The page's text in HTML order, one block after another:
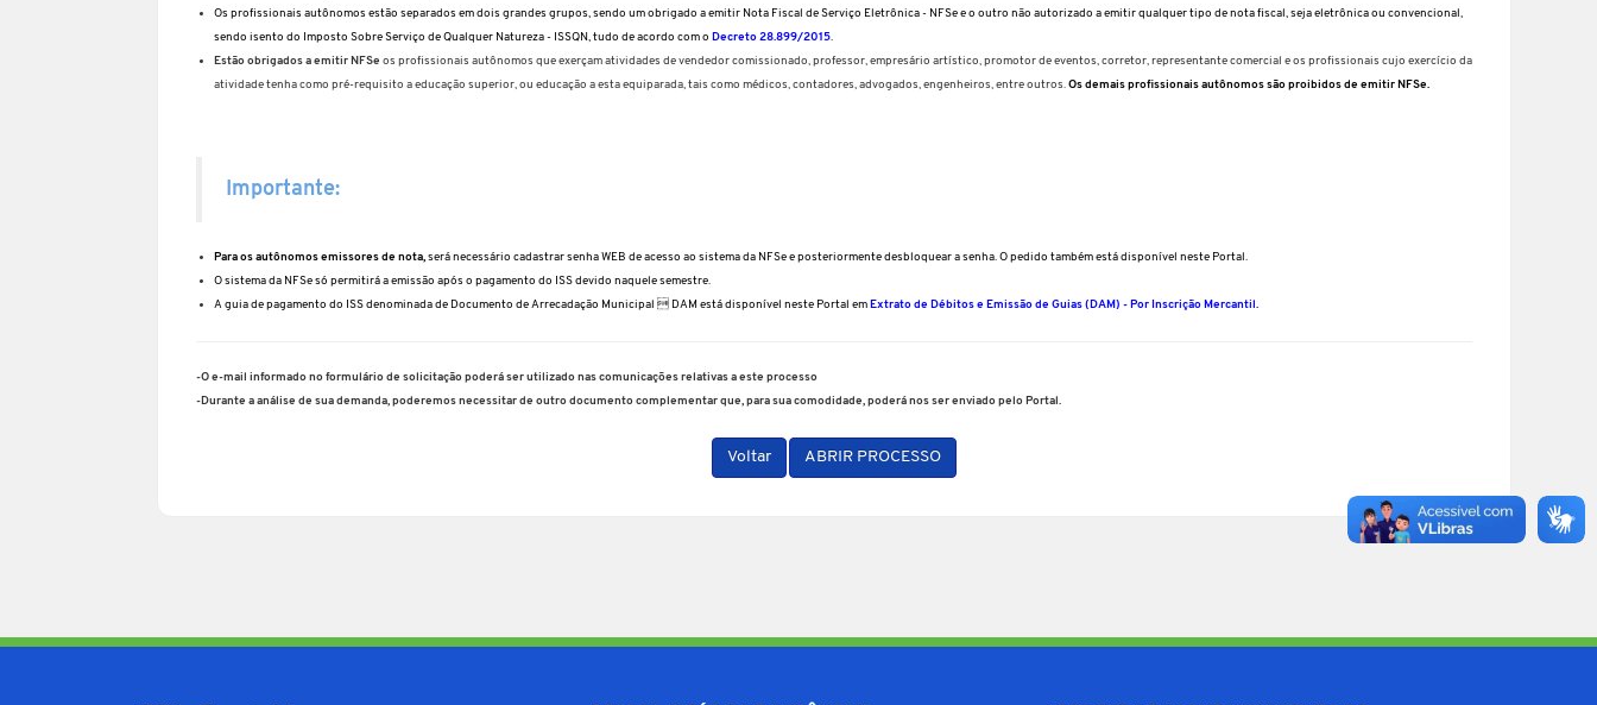
Os profissionais autônomos estão separados em dois grandes grupos, sendo um obrigado a emitir Nota Fiscal de Serviço Eletrônica - NFSe e o outro não autorizado a emitir qualquer tipo de nota fiscal, seja eletrônica ou convencional,
sendo isento do Imposto Sobre Serviço de Qualquer Natureza - ISSQN, tudo de acordo com o Decreto 28.899/2015.
Estão obrigados a emitir NFSe os profissionais autônomos que exerçam atividades de vendedor comissionado, professor, empresário artístico, promotor de eventos, corretor, representante comercial e os profissionais cujo exercício da
atividade tenha como pré-requisito a educação superior, ou educação a esta equiparada, tais como médicos, contadores, advogados, engenheiros, entre outros.Os demais profissionais autônomos são proibidos de emitir NFSe.
Importante:
Para os autônomos emissores de nota,será necessário cadastrar senha WEB de acesso ao sistema da NFSe e posteriormente desbloquear a senha. O pedido também está disponível neste Portal.
O sistema da NFSe só permitirá a emissão após o pagamento do ISS devido naquele semestre.
A guia de pagamento do ISS denominada de Documento de Arrecadação Municipal  DAM está disponível neste Portal em Extrato de Débitos e Emissão de Guias (DAM) - Por Inscrição Mercantil.
-O e-mail informado no formulário de solicitação poderá ser utilizado nas comunicações relativas a este processo
-Durante a análise de sua demanda, poderemos necessitar de outro documento complementar que, para sua comodidade, poderá nos ser enviado pelo Portal.
Voltar ABRIR PROCESSO